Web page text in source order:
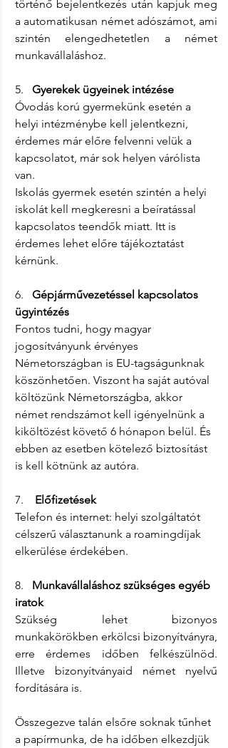
történő bejelentkezés után kapjuk meg
a automatikusan német adószámot, ami
szintén elengedhetetlen a német
munkavállaláshoz.
5. Gyerekek ügyeinek intézése
Óvodás korú gyermekünk esetén a
helyi intézménybe kell jelentkezni,
érdemes már előre felvenni velük a
kapcsolatot, már sok helyen várólista
van.
Iskolás gyermek esetén szintén a helyi
iskolát kell megkeresni a beíratással
kapcsolatos teendők miatt. Itt is
érdemes lehet előre tájékoztatást
kérnünk.
6. Gépjárművezetéssel kapcsolatos
ügyintézés
Fontos tudni, hogy magyar
jogosítványunk érvényes
Németországban is EU-tagságunknak
köszönhetően. Viszont ha saját autóval
költözünk Németországba, akkor
német rendszámot kell igényelnünk a
kiköltözést követő 6 hónapon belül. És
ebben az esetben kötelező biztosítást
is kell kötnünk az autóra.
7.
Előfizetések
Telefon és internet: helyi szolgáltatót
célszerű választanunk a roamingdíjak
elkerülése érdekében.
8. Munkavállaláshoz szükséges egyéb
iratok
Szükség lehet bizonyos
munkakörökben erkölcsi bizonyítványra,
erre érdemes időben felkészülnöd.
Illetve bizonyítványaid német nyelvű
fordítására is.
Összegezve talán elsőre soknak tűnhet
a papírmunka, de ha időben elkezdjük